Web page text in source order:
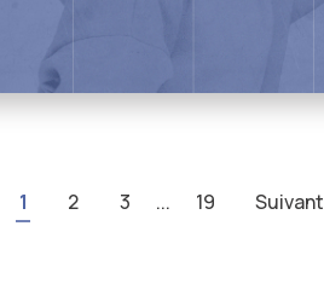
1 2 3 ... 19 Suivant